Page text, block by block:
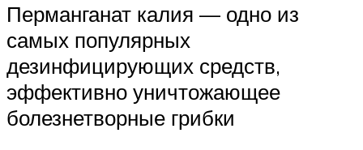
Перманганат калия — одно из
самых популярных
дезинфицирующих средств,
эффективно уничтожающее
болезнетворные грибки